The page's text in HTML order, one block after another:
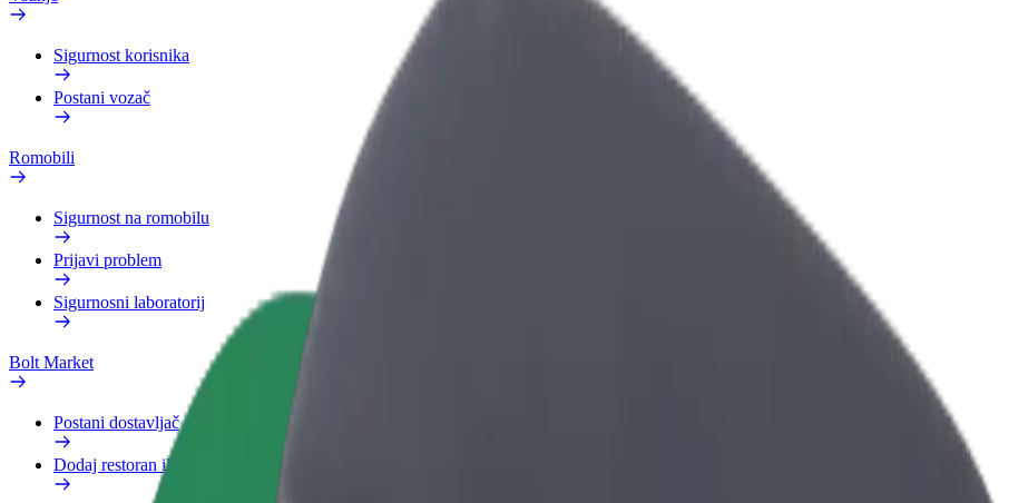
Sigurnost korisnika
Postani vozač
Romobili
Sigurnost na romobilu
Prijavi problem
Sigurnosni laboratorij
Bolt Market
Postani dostavljač
Dodaj restoran ili trgovinu